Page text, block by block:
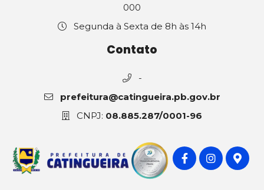
000
Segunda à Sexta de 8h às 14h
Contato
-
prefeitura@catingueira.pb.gov.br
CNPJ: 08.885.287/0001-96